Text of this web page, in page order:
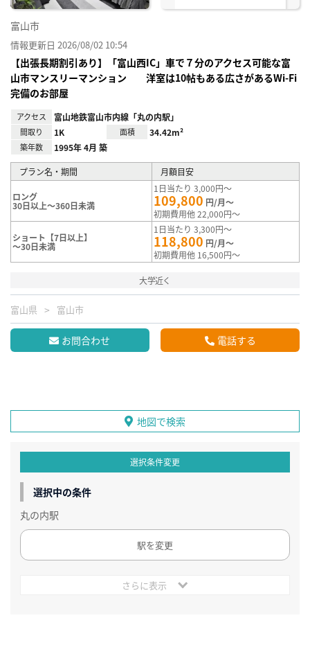
富山市
情報更新日 2026/08/02 10:54
【出張長期割引あり】「富山西IC」車で７分のアクセス可能な富
山市マンスリーマンション 洋室は10帖もある広さがあるWi-Fi
完備のお部屋
アクセス 富山地鉄富山市内線「丸の内駅」
間取り 1K 面積 34.42m²
築年数 1995年 4月 築
プラン名・期間 月額目安
ロング
30日以上～360日未満
1日当たり 3,000円～
109,800 円/月～
初期費用他 22,000円～
ショート【7日以上】
～30日未満
1日当たり 3,300円～
118,800 円/月～
初期費用他 16,500円～
大学近く
富山県 富山市
お問合わせ 電話する
地図で検索
選択条件変更
選択中の条件
丸の内駅
駅を変更
さらに表示